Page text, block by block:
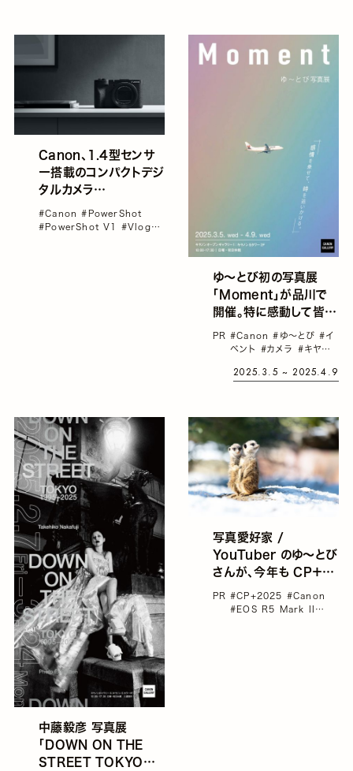
Canon、1.4型センサ
ー搭載のコンパクトデジ
タルカメラ
「PowerShot V1」を
発表。本格的な動画・静
#Canon#PowerShot
#PowerShot V1 #Vlogカ
ゆ～とび初の写真展
「Moment」が品川で
開催。特に感動して皆さ
んに見せたいと思った写
真だけを集めた、不思議
PR #Canon#ゆ～とび #イ
ベント #カメラ #キヤノン
2025.3.5 ~ 2025.4.9
中藤毅彦 写真展
「DOWN ON THE
STREET TOKYO
写真愛好家 /
YouTuber のゆ〜とび
さんが、今年も CP＋
2025 Canonセミナ
ーに登壇決定
PR #CP+2025 #Canon
#EOS R5 Mark II